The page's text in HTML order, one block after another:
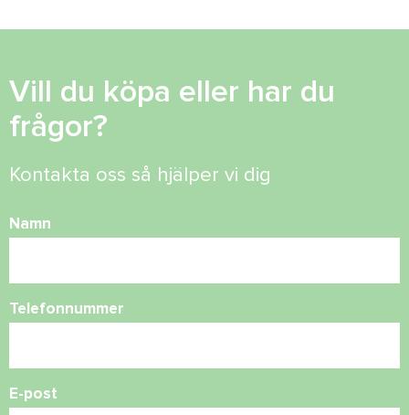
Vill du köpa eller har du
frågor?
Kontakta oss så hjälper vi dig
Namn
Telefonnummer
E-post